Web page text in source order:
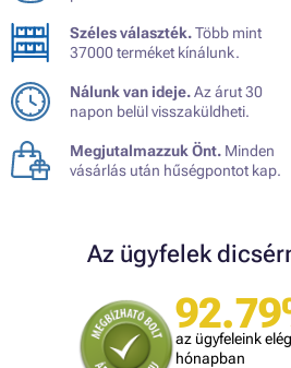
Széles választék.Több mint
37000 terméket kínálunk.
Nálunk van ideje.Az árut 30
napon belül visszaküldheti.
Megjutalmazzuk Önt. Minden
vásárlás után hűségpontot kap.
Az ügyfelek
az ügyfeleink
hónapban